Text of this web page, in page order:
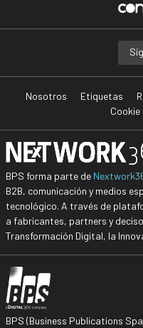
Nosotros Etiquetas
Cookie
BPS forma parte de
B2B, comunicación y medios
tecnológico. A través de
a fabricantes, partners y
Transformación Digital, la
BPS (Business Publications